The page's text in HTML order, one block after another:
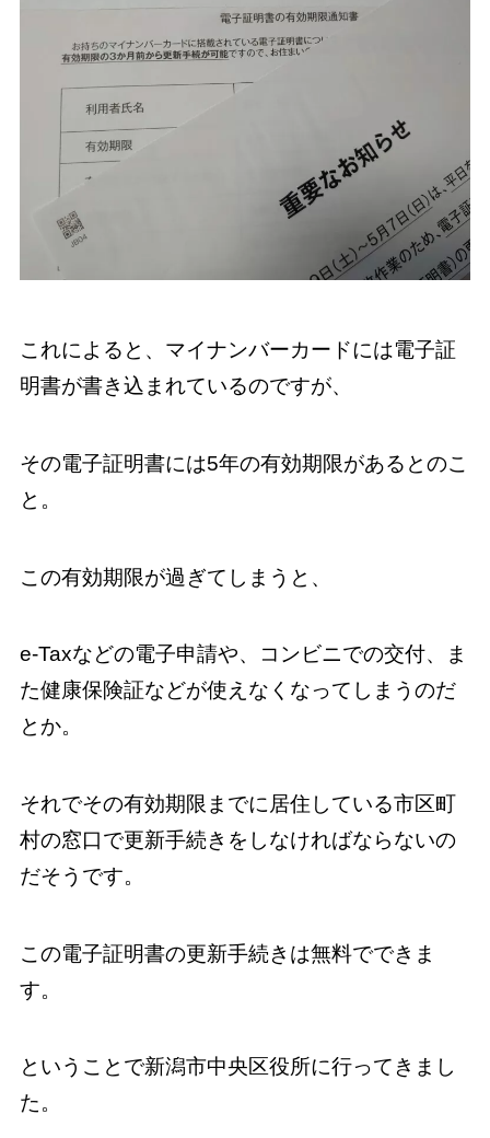
これによると、マイナンバーカードには電子証
明書が書き込まれているのですが、
その電子証明書には5年の有効期限があるとのこ
と。
この有効期限が過ぎてしまうと、
e-Taxなどの電子申請や、コンビニでの交付、ま
た健康保険証などが使えなくなってしまうのだ
とか。
それでその有効期限までに居住している市区町
村の窓口で更新手続きをしなければならないの
だそうです。
この電子証明書の更新手続きは無料でできま
す。
ということで新潟市中央区役所に行ってきまし
た。